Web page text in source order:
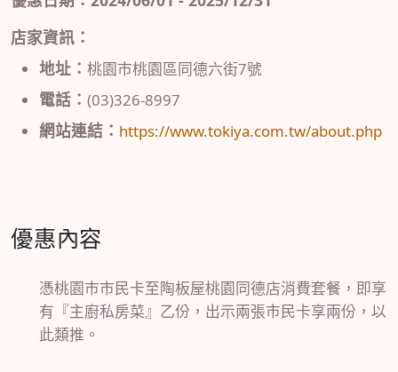
店家資訊：
地址： 桃園市桃園區同德六街7號
電話： (03)326-8997
網站連結： https://www.tokiya.com.tw/about.php
優惠內容
憑桃園市市民卡至陶板屋桃園同德店消費套餐，即享
有『主廚私房菜』乙份，出示兩張市民卡享兩份，以
此類推。